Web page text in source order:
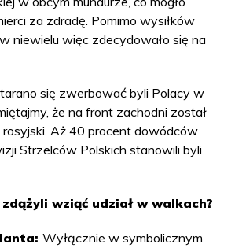
za zdradę. Pomimo wysiłków
niewielu więc zdecydowało się na
się zwerbować byli Polacy w
że na front zachodni został
Aż 40 procent dowódców
Strzelców Polskich stanowili byli
zdążyli wziąć udział w walkach?
Wyłącznie w symbolicznym